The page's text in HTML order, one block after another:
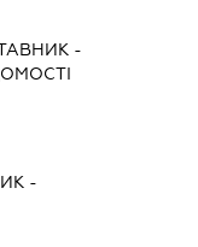
-
-